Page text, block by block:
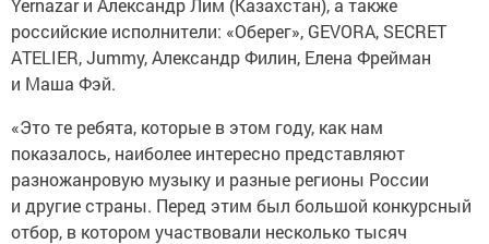
Yernazar и Александр Лим (Казахстан), а также
российские исполнители: «Оберег», GEVORA, SECRET
ATELIER, Jummy, Александр Филин, Елена Фрейман
и Маша Фэй.
«Это те ребята, которые в этом году, как нам
показалось, наиболее интересно представляют
разножанровую музыку и разные регионы России
и другие страны. Перед этим был большой конкурсный
отбор, в котором участвовали несколько тысяч